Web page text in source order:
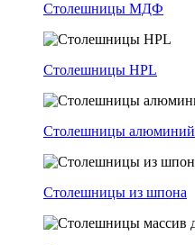
Столешницы МДФ
Столешницы HPL
Столешницы алюминий
Столешницы из шпона